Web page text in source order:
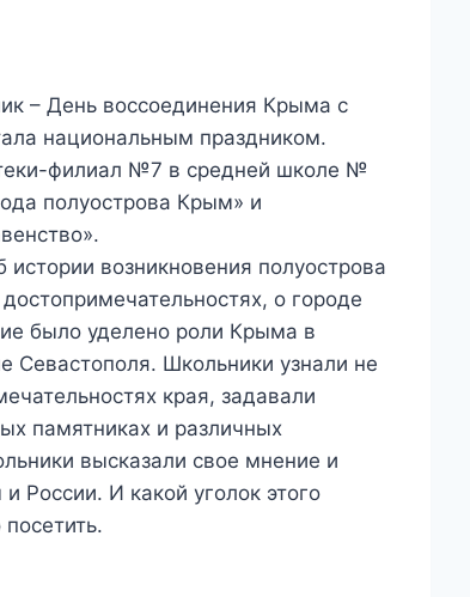
– День воссоединения Крыма с
национальным праздником.
филиал №7 в средней школе №
полуострова Крым» и
возникновения полуострова
о городе
было уделено роли Крыма в
Севастополя. Школьники узнали не
края, задавали
памятниках и различных
высказали свое мнение и
России. И какой уголок этого